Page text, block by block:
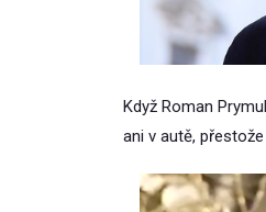
Když Roman
ani v autě,